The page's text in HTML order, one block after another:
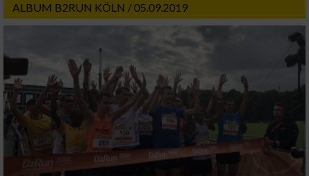
ALBUM B2RUN KÖLN / 05.09.2019